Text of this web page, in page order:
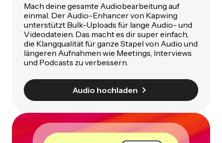
Mach deine gesamte Audiobearbeitung auf
einmal. Der Audio-Enhancer von Kapwing
unterstützt Bulk-Uploads für lange Audio- und
Videodateien. Das macht es dir super einfach,
die Klangqualität für ganze Stapel von Audio und
längeren Aufnahmen wie Meetings, Interviews
und Podcasts zu verbessern.
Audio hochladen